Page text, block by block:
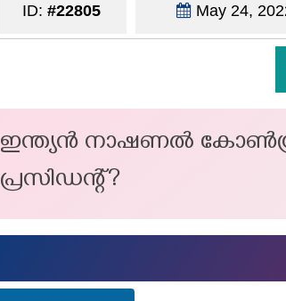
ID: #22805 May 24,
ഇന്ത്യൻ നാഷണൽ
പ്രസിഡന്റ്?